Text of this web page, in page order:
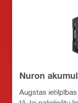
Nuron
Augstas